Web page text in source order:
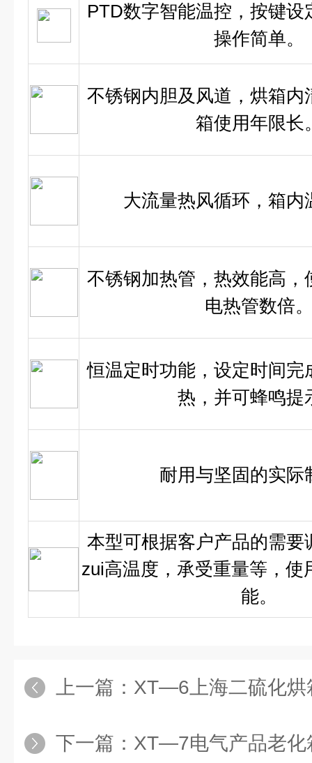
PTD数字智能温控，按键设
操作简单。
不锈钢内胆及风道，烘箱内
箱使用年限长
大流量热风循环，箱内
不锈钢加热管，热效能高，
电热管数倍
恒温定时功能，设定时间完
热，并可蜂鸣提
耐用与坚固的实际
本型可根据客户产品的需要
zui高温度，承受重量等，使
能。
上一篇： XT—6上海二硫化烘
下一篇： XT—7电气产品老化